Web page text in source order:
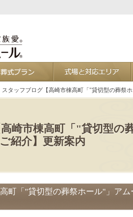
崎市棟高町「"貸切型の
紹介】更新案内
町「"貸切型の葬祭ホール"」アム
スタッフブログ【高崎市棟高町「"貸切型の葬祭